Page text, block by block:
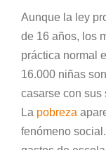
Aunque la ley
de 16 años, los
práctica normal
16.000 niñas
casarse con sus
La pobreza
fenómeno